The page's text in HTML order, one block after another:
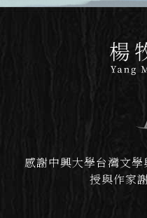
感謝中興大學台灣文
授與作家